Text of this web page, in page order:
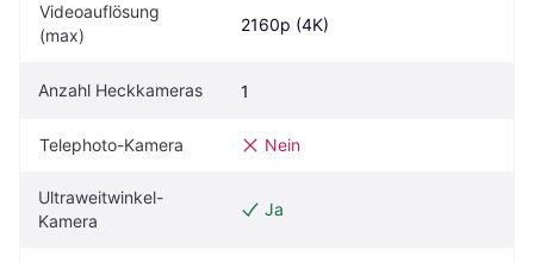
Videoauflösung
(max)
2160p (4K)
Anzahl Heckkameras 1
Telephoto-Kamera Nein
Ultraweitwinkel-
Kamera
Ja